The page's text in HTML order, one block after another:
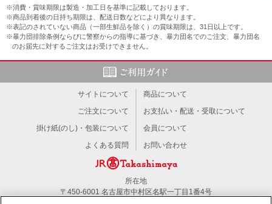
※消費・賞味期限は製造・加工日を基準に記載しております。
※商品到着後の日持ち期限は、配送日数などにより異なります。
※表記のされていない商品（一部生鮮品を除く）の賞味期限は、31日以上です。
※暴力団排除条例ならびに警察からの指導に基づき、暴力団名でのご注文、暴力団名
のお届先に対するご注文はお受けできません。
サイトについて
商品について
ご注文について
お支払い・配送・受取について
掛け紙(のし)・包装について
会員について
よくある質問
お問い合わせ
所在地
〒450-6001 名古屋市中村区名駅一丁目1番4号